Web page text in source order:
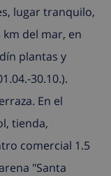
lugar tranquilo,
del mar, en
plantas y
30.10.).
En el
tienda,
comercial 1.5
"Santa